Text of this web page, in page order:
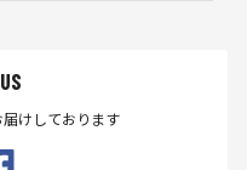
けしております